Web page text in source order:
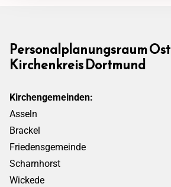
Personalplanungsraum Ost
Kirchenkreis Dortmund
Kirchengemeinden:
Asseln
Brackel
Friedensgemeinde
Scharnhorst
Wickede